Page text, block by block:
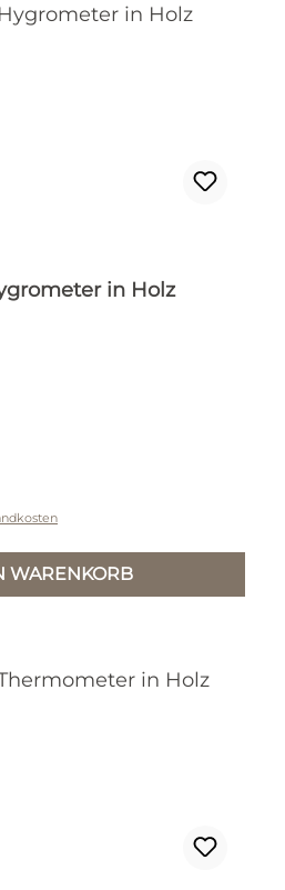
in Holz
WARENKORB